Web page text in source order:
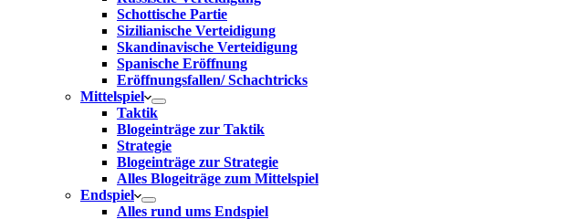
Schottische Partie
Sizilianische Verteidigung
Skandinavische Verteidigung
Spanische Eröffnung
Eröffnungsfallen/ Schachtricks
Mittelspiel
Taktik
Blogeinträge zur Taktik
Strategie
Blogeinträge zur Strategie
Alles Blogeiträge zum Mittelspiel
Endspiel
Alles rund ums Endspiel